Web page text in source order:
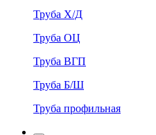
Труба Х/Д
Труба ОЦ
Труба ВГП
Труба Б/Ш
Труба профильная